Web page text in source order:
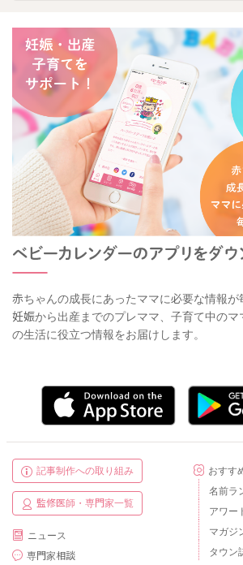
赤ちゃんの成長にあったママに必要な情報が
妊娠から出産までのプレママ、子育て中のマ
の生活に役立つ情報をお届けします。
記事制作への取り組み
監修医師・専門家一覧
ニュース
専門家相談
おすす
名前ラ
アワー
マガジ
タウン